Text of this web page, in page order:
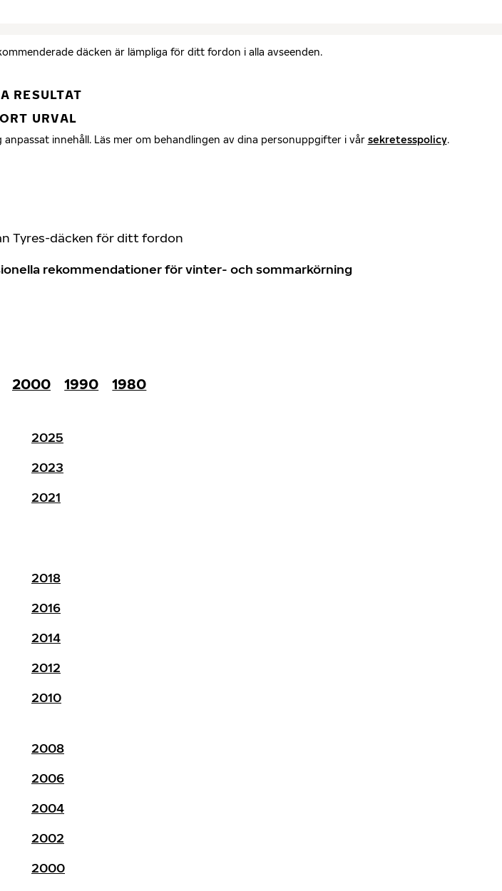
däcken är lämpliga för ditt fordon i alla avseenden.
RESULTAT
URVAL
innehåll. Läs mer om behandlingen av dina personuppgifter i vår sekretesspolicy.
Tyres-däcken för ditt fordon
rekommendationer för vinter- och sommarkörning
2000 1990
1980
2025
2023
2021
2018
2016
2014
2012
2010
2008
2006
2004
2002
2000